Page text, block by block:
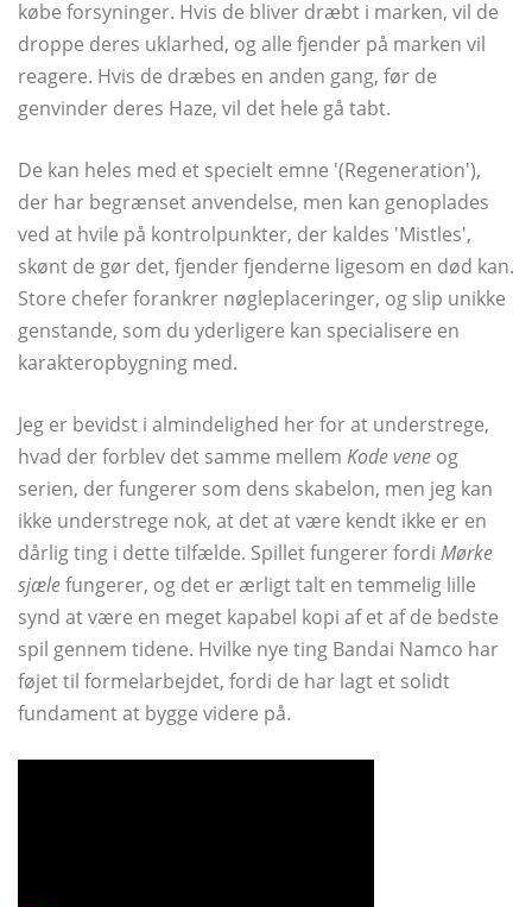
købe forsyninger. Hvis de bliver dræbt i marken, vil de
droppe deres uklarhed, og alle fjender på marken vil
reagere. Hvis de dræbes en anden gang, før de
genvinder deres Haze, vil det hele gå tabt.
De kan heles med et specielt emne '(Regeneration'),
der har begrænset anvendelse, men kan genoplades
ved at hvile på kontrolpunkter, der kaldes 'Mistles',
skønt de gør det, fjender fjenderne ligesom en død kan.
Store chefer forankrer nøgleplaceringer, og slip unikke
genstande, som du yderligere kan specialisere en
karakteropbygning med.
Jeg er bevidst i almindelighed her for at understrege,
hvad der forblev det samme mellem Kode vene og
serien, der fungerer som dens skabelon, men jeg kan
ikke understrege nok, at det at være kendt ikke er en
dårlig ting i dette tilfælde. Spillet fungerer fordi Mørke
sjælefungerer, og det er ærligt talt en temmelig lille
synd at være en meget kapabel kopi af et af de bedste
spil gennem tidene. Hvilke nye ting Bandai Namco har
føjet til formelarbejdet, fordi de har lagt et solidt
fundament at bygge videre på.